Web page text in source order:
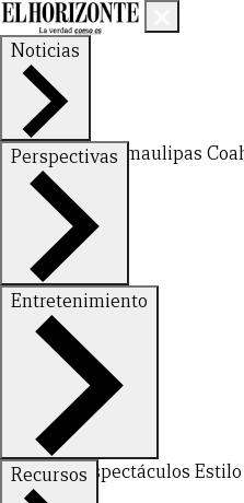
Noticias
Nuevo LeónTamaulipas
Perspectivas
FinanzasOpinión
Entretenimiento
DeportesEspectáculos
Recursos